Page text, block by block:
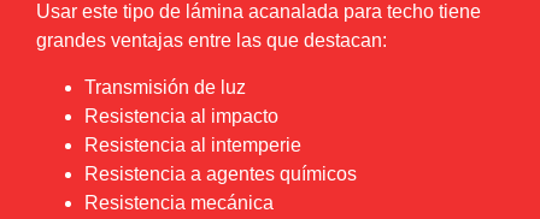
Usar este tipo de lámina acanalada para techo tiene
grandes ventajas entre las que destacan:
Transmisión de luz
Resistencia al impacto
Resistencia al intemperie
Resistencia a agentes químicos
Resistencia mecánica